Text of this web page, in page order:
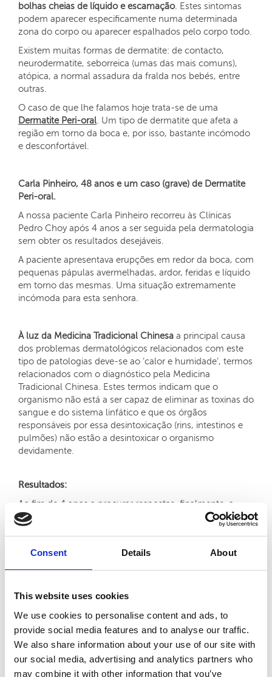
Consent Details About
This website uses cookies
We use cookies to personalise content and ads, to
provide social media features and to analyse our traffic.
We also share information about your use of our site with
our social media, advertising and analytics partners who
may combine it with other information that you’ve
bolhas cheias de líquido e escamação. Estes sintomas
podem aparecer especificamente numa determinada
zona do corpo ou aparecer espalhados pelo corpo todo.
Existem muitas formas de dermatite: de contacto,
neurodermatite, seborreica (umas das mais comuns),
atópica, a normal assadura da fralda nos bebés, entre
outras.
O caso de que lhe falamos hoje trata-se de uma
Dermatite Peri-oral . Um tipo de dermatite que afeta a
região em torno da boca e, por isso, bastante incómodo
e desconfortável.
Carla Pinheiro, 48 anos e um caso (grave) de Dermatite
Peri-oral.
A nossa paciente Carla Pinheiro recorreu às Clínicas
Pedro Choy após 4 anos a ser seguida pela dermatologia
sem obter os resultados desejáveis.
A paciente apresentava erupções em redor da boca, com
pequenas pápulas avermelhadas, ardor, feridas e líquido
em torno das mesmas. Uma situação extremamente
incómoda para esta senhora.
À luz da Medicina Tradicional Chinesa a principal causa
dos problemas dermatológicos relacionados com este
tipo de patologias deve-se ao ‘calor e humidade’, termos
relacionados com o diagnóstico pela Medicina
Tradicional Chinesa. Estes termos indicam que o
organismo não está a ser capaz de eliminar as toxinas do
sangue e do sistema linfático e que os órgãos
responsáveis por essa desintoxicação (rins, intestinos e
pulmões) não estão a desintoxicar o organismo
devidamente.
Resultados:
Ao fim de 4 anos a procurar respostas, finalmente, a
Medicina Tradicional Chinesa
trouxe as melhorias
desejadas. O esquema terapêutico passou pela
as sessões de acupunctura eram efetuadas 2 vezes por
semana dado o estado avançado da dermatite e,
para 1 sessão por semana. No total, foram efetuadas 12
melhoras as terceiro tratamento com as feridas a secar
diariamente.
Testemunho